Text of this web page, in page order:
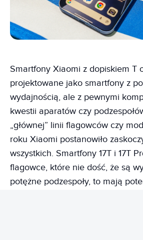
Smartfony Xiaomi z dopiskiem T
projektowane jako smartfony z
wydajnością, ale z pewnymi
kwestii aparatów czy
„głównej” linii flagowców czy
roku Xiaomi postanowiło
wszystkich. Smartfony 17T i 17T
flagowce, które nie dość, że są
potężne podzespoły, to mają